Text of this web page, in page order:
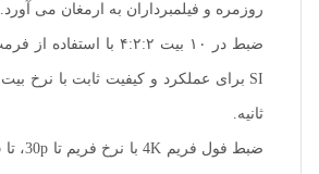
روزمره و فیلمبرداران به ارمغان می آورد.
ثانیه.